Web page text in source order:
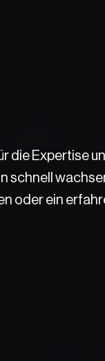
die Expertise
schnell
oder ein